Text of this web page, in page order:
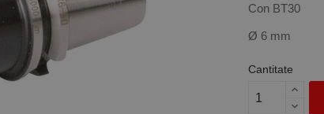
Con BT30
Ø 6 mm
Cantitate